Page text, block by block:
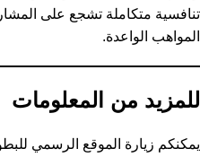
تنافسية متكاملة تشجع على
المواهب الواعدة.
للمزيد من المعلومات
يمكنكم زيارة الموقع الرسمي